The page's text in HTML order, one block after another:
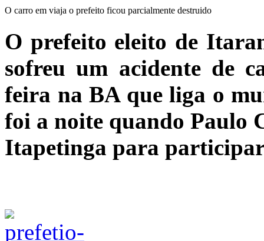
O carro em viaja o prefeito ficou parcialmente destruido
O prefeito eleito de
sofreu um acidente de
feira na BA que liga o
foi a noite quando Paulo
Itapetinga para